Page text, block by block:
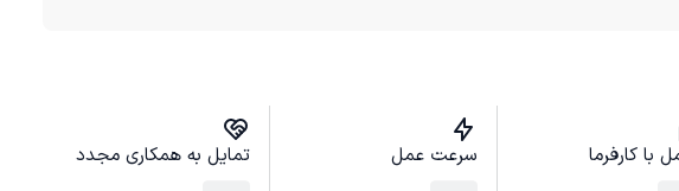
با کارفرما سرعت عمل تمایل به همکاری مجدد